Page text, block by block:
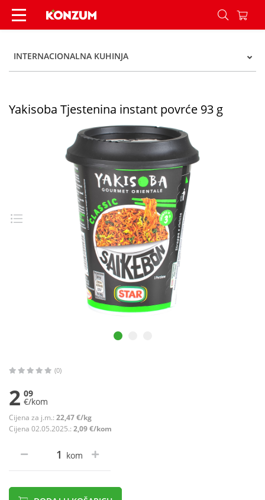
Yakisoba Tjestenina instant povrće 93 g -
INTERNACIONALNA KUHINJA
Yakisoba Tjestenina instant povrće 93 g
(0)
2 09
€/kom
Cijena za j.m.: 22,47 €/kg
Cijena 02.05.2025.: 2,09 €/kom
kom